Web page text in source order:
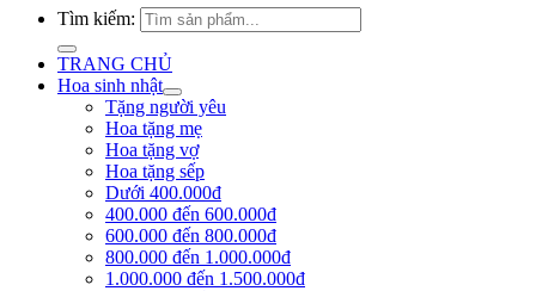
Tìm kiếm:
TRANG CHỦ
Hoa sinh nhật
Tặng người yêu
Hoa tặng mẹ
Hoa tặng vợ
Hoa tặng sếp
Dưới 400.000đ
400.000 đến 600.000đ
600.000 đến 800.000đ
800.000 đến 1.000.000đ
1.000.000 đến 1.500.000đ